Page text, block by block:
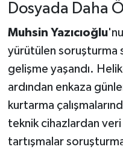
Dosyada Daha
Muhsin Yazıcıoğlu
yürütülen soruşturma
gelişme yaşandı.
ardından enkaza
kurtarma
teknik cihazlardan
tartışmalar